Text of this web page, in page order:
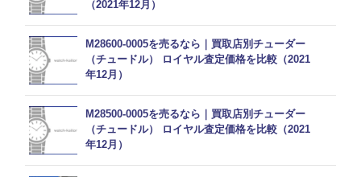
（2021年12月）
M28600-0005を売るなら｜買取店別チューダー
（チュードル） ロイヤル査定価格を比較（2021
年12月）
M28500-0005を売るなら｜買取店別チューダー
（チュードル） ロイヤル査定価格を比較（2021
年12月）